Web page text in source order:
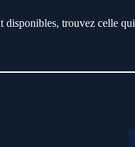
disponibles, trouvez celle qui